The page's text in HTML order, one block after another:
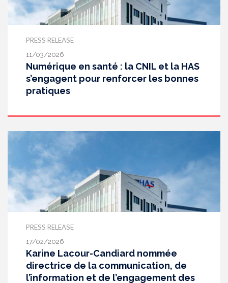
PRESS RELEASE
11/03/2026
Numérique en santé : la CNIL et la HAS
s’engagent pour renforcer les bonnes
pratiques
PRESS RELEASE
17/02/2026
Karine Lacour-Candiard nommée
directrice de la communication, de
l’information et de l’engagement des